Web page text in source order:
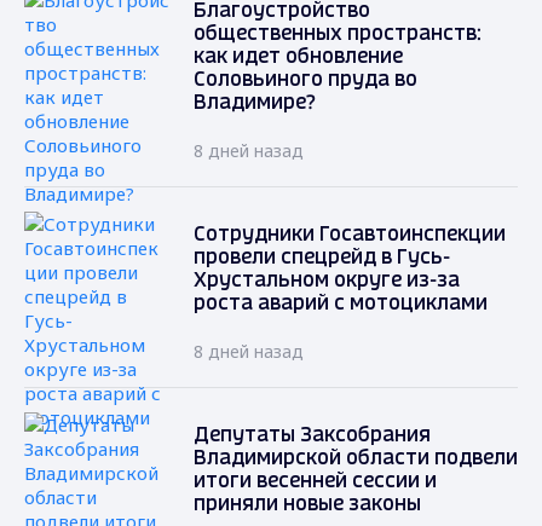
Благоустройство
общественных пространств:
как идет обновление
Соловьиного пруда во
Владимире?
8 дней назад
Сотрудники Госавтоинспекции
провели спецрейд в Гусь-
Хрустальном округе из-за
роста аварий с мотоциклами
8 дней назад
Депутаты Заксобрания
Владимирской области подвели
итоги весенней сессии и
приняли новые законы